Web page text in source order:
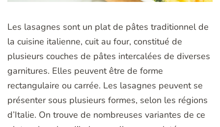
Les lasagnes sont un plat de pâtes traditionnel de
la cuisine italienne, cuit au four, constitué de
plusieurs couches de pâtes intercalées de diverses
garnitures. Elles peuvent être de forme
rectangulaire ou carrée. Les lasagnes peuvent se
présenter sous plusieurs formes, selon les régions
d’Italie. On trouve de nombreuses variantes de ce